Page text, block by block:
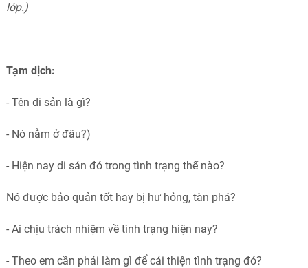
lớp.)
Tạm dịch:
- Tên di sản là gì?
- Nó nằm ở đâu?)
- Hiện nay di sản đó trong tình trạng thế nào?
Nó được bảo quản tốt hay bị hư hỏng, tàn phá?
- Ai chịu trách nhiệm về tình trạng hiện nay?
- Theo em cần phải làm gì để cải thiện tình trạng đó?